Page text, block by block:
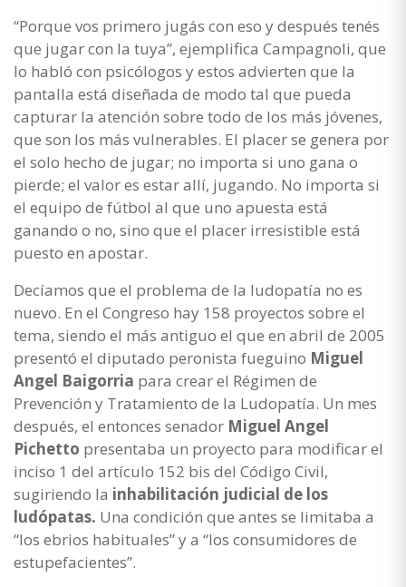
“Porque vos primero jugás con eso y después tenés
que jugar con la tuya”, ejemplifica Campagnoli, que
lo habló con psicólogos y estos advierten que la
pantalla está diseñada de modo tal que pueda
capturar la atención sobre todo de los más jóvenes,
que son los más vulnerables. El placer se genera por
el solo hecho de jugar; no importa si uno gana o
pierde; el valor es estar allí, jugando. No importa si
el equipo de fútbol al que uno apuesta está
ganando o no, sino que el placer irresistible está
puesto en apostar.
Decíamos que el problema de la ludopatía no es
nuevo. En el Congreso hay 158 proyectos sobre el
tema, siendo el más antiguo el que en abril de 2005
presentó el diputado peronista fueguino Miguel
Angel Baigorria para crear el Régimen de
Prevención y Tratamiento de la Ludopatía. Un mes
después, el entonces senador Miguel Angel
Pichetto presentaba un proyecto para modificar el
inciso 1 del artículo 152 bis del Código Civil,
sugiriendo la inhabilitación judicial de los
ludópatas. Una condición que antes se limitaba a
“los ebrios habituales” y a “los consumidores de
estupefacientes”.